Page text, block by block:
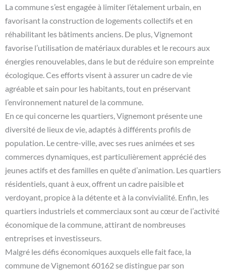
La commune s’est engagée à limiter l’étalement urbain, en
favorisant la construction de logements collectifs et en
réhabilitant les bâtiments anciens. De plus, Vignemont
favorise l’utilisation de matériaux durables et le recours aux
énergies renouvelables, dans le but de réduire son empreinte
écologique. Ces efforts visent à assurer un cadre de vie
agréable et sain pour les habitants, tout en préservant
l’environnement naturel de la commune.
En ce qui concerne les quartiers, Vignemont présente une
diversité de lieux de vie, adaptés à différents profils de
population. Le centre-ville, avec ses rues animées et ses
commerces dynamiques, est particulièrement apprécié des
jeunes actifs et des familles en quête d’animation. Les quartiers
résidentiels, quant à eux, offrent un cadre paisible et
verdoyant, propice à la détente et à la convivialité. Enfin, les
quartiers industriels et commerciaux sont au cœur de l’activité
économique de la commune, attirant de nombreuses
entreprises et investisseurs.
Malgré les défis économiques auxquels elle fait face, la
commune de Vignemont 60162 se distingue par son